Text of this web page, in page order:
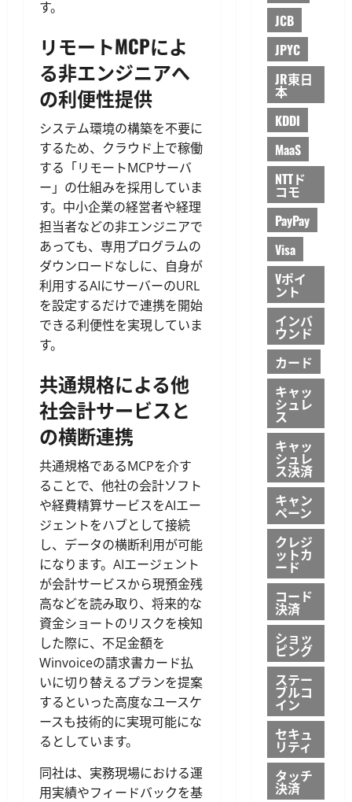
す。
リモートMCPによ
る非エンジニアへ
の利便性提供
システム環境の構築を不要に
するため、クラウド上で稼働
する「リモートMCPサーバ
ー」の仕組みを採用していま
す。中小企業の経営者や経理
担当者などの非エンジニアで
あっても、専用プログラムの
ダウンロードなしに、自身が
利用するAIにサーバーのURL
を設定するだけで連携を開始
できる利便性を実現していま
す。
共通規格による他
社会計サービスと
の横断連携
共通規格であるMCPを介す
ることで、他社の会計ソフト
や経費精算サービスをAIエー
ジェントをハブとして接続
し、データの横断利用が可能
になります。AIエージェント
が会計サービスから現預金残
高などを読み取り、将来的な
資金ショートのリスクを検知
した際に、不足金額を
Winvoiceの請求書カード払
いに切り替えるプランを提案
するといった高度なユースケ
ースも技術的に実現可能にな
るとしています。
同社は、実務現場における運
用実績やフィードバックを基
JCB
JPYC
JR東日
本
KDDI
MaaS
NTTド
コモ
PayPay
Visa
Vポイ
ント
インバ
ウンド
カード
キャッ
シュレ
ス
キャッ
シュレ
ス決済
キャン
ペーン
クレジ
ットカ
ード
コード
決済
ショッ
ピング
ステー
ブルコ
イン
セキュ
リティ
タッチ
決済